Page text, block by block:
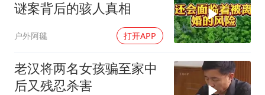
谜案背后的骇人真相
户外阿毽 打开APP
老汉将两名女孩骗至家中
后又残忍杀害